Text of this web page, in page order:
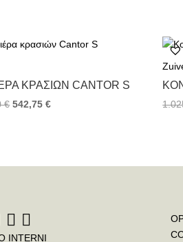
ΚΡΑΣΙΏΝ CANTOR S
€ 542,75€
INTERNI